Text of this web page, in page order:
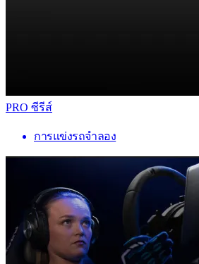
PRO ซีรีส์
การแข่งรถจำลอง